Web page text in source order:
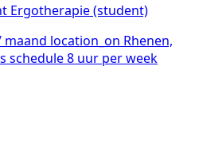
Ergotherapie (student)
maand location_on Rhenen,
schedule8 uur per week